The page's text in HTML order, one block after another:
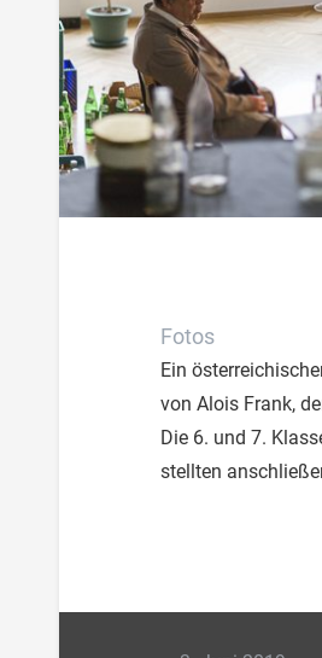
Fotos
Ein
von Alois Frank,
Die 6. und 7.
stellten